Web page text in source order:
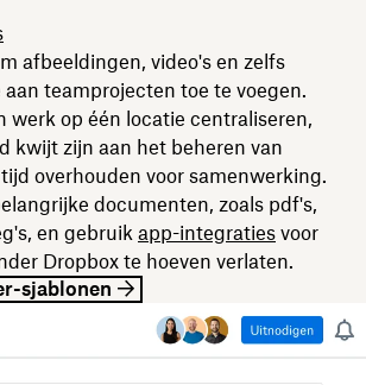
afbeeldingen, video's en zelfs
teamprojecten toe te voegen.
werk op één locatie centraliseren,
kwijt zijn aan het beheren van
overhouden voor samenwerking.
documenten, zoals pdf's,
en gebruik app-integraties voor
Dropbox te hoeven verlaten.
sjablonen